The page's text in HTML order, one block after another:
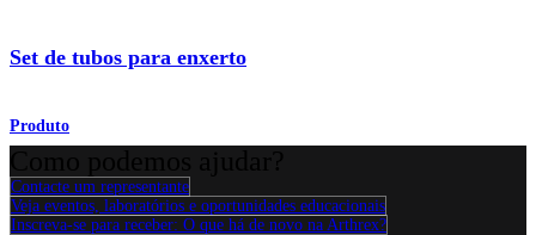
Set de tubos para enxerto
Produto
Contacte um representante
Veja eventos, laboratórios e oportunidades educacionais
Inscreva-se para receber: O que há de novo na Arthrex?